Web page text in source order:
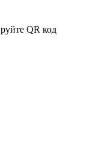
QR код